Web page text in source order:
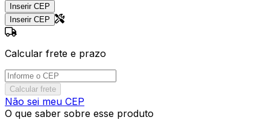
Inserir CEP
Inserir CEP
Calcular frete e prazo
Calcular frete
Não sei meu CEP
O que saber sobre esse produto